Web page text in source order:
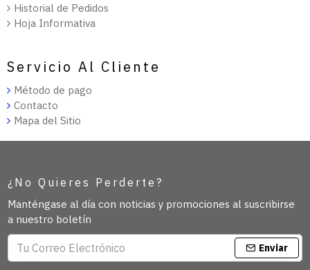
Historial de Pedidos
Hoja Informativa
Servicio Al Cliente
Método de pago
Contacto
Mapa del Sitio
¿No Quieres Perderte?
Manténgase al día con noticias y promociones al suscribirse
a nuestro boletín
Enviar